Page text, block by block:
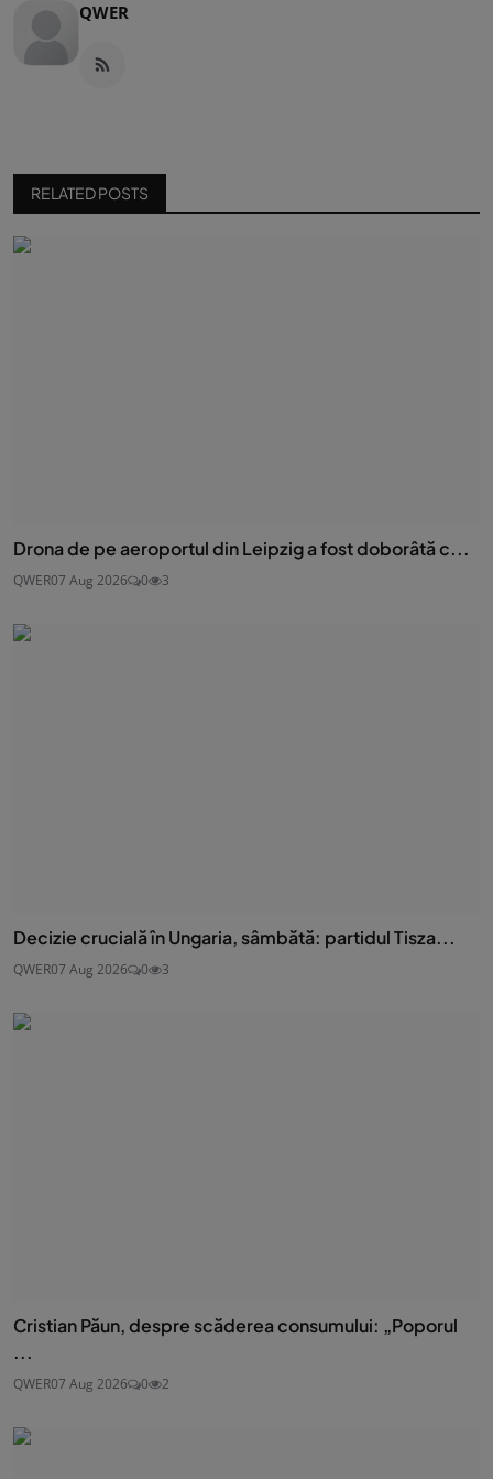
QWER
RELATED POSTS
Drona de pe aeroportul din Leipzig a fost doborâtă c...
QWER07 Aug 2026 0 3
Decizie crucială în Ungaria, sâmbătă: partidul Tisza...
QWER07 Aug 2026 0 3
Cristian Păun, despre scăderea consumului: „Poporul
...
QWER07 Aug 2026 0 2